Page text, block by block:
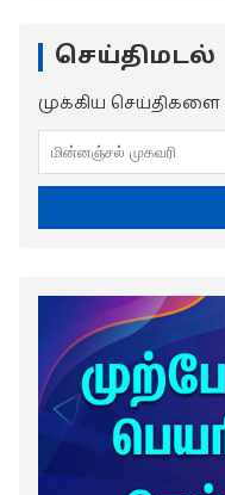
செய்திமடல்
முக்கிய